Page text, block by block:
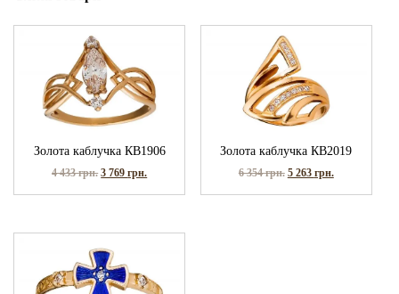
Золота каблучка КВ1906
4 433грн. 3 769грн.
Золота каблучка КВ2019
6 354грн. 5 263 грн.